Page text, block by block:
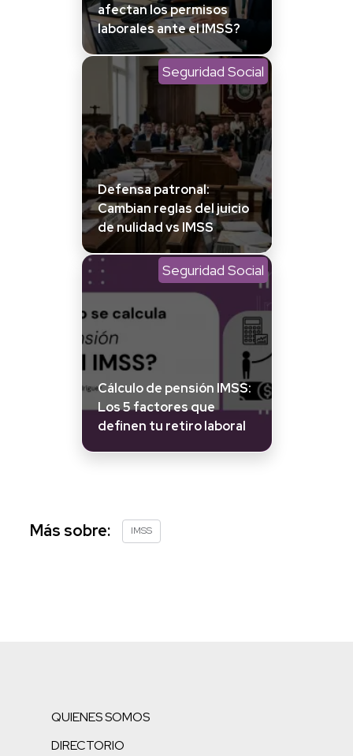
afectan los permisos
laborales ante el IMSS?
Seguridad Social
Defensa patronal:
Cambian reglas del juicio
de nulidad vs IMSS
Seguridad Social
Cálculo de pensión IMSS:
Los 5 factores que
definen tu retiro laboral
Más sobre: IMSS
QUIENES SOMOS
DIRECTORIO